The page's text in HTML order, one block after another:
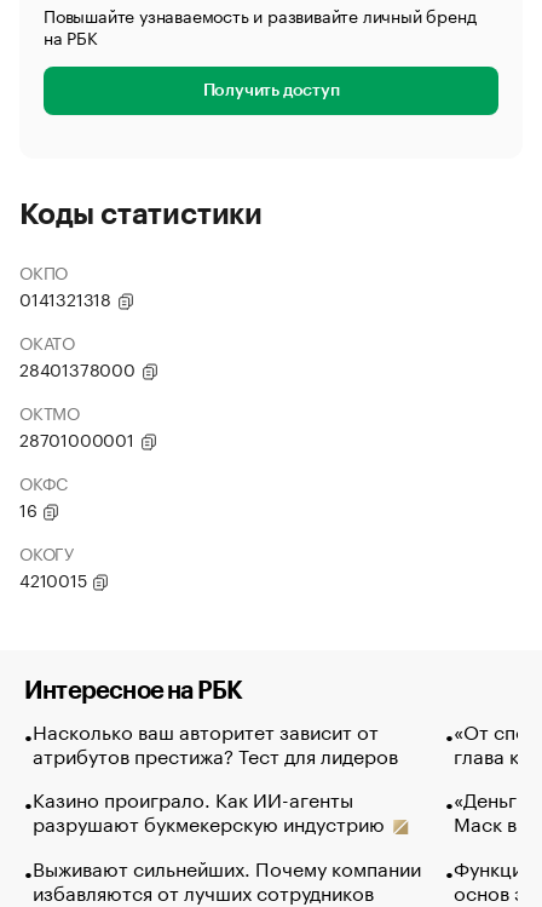
Повышайте узнаваемость и развивайте личный бренд
на РБК
Получить доступ
Коды статистики
ОКПО
0141321318
ОКАТО
28401378000
ОКТМО
28701000001
ОКФС
16
ОКОГУ
4210015
Интересное на РБК
Насколько ваш авторитет зависит от
атрибутов престижа? Тест для лидеров
Казино проиграло. Как ИИ-агенты
разрушают букмекерскую индустрию
Выживают сильнейших. Почему компании
избавляются от лучших сотрудников
«От
глава
«Деньги
Маск в
Функции
основ